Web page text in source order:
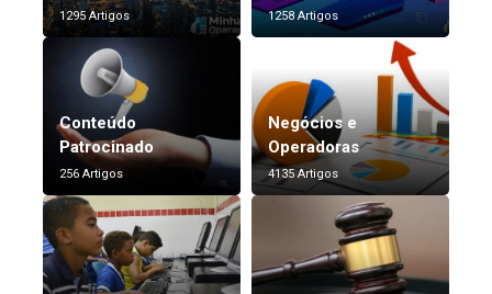
1295 Artigos 1258 Artigos
Conteúdo
Patrocinado
256 Artigos
Negócios e
Operadoras
4135 Artigos